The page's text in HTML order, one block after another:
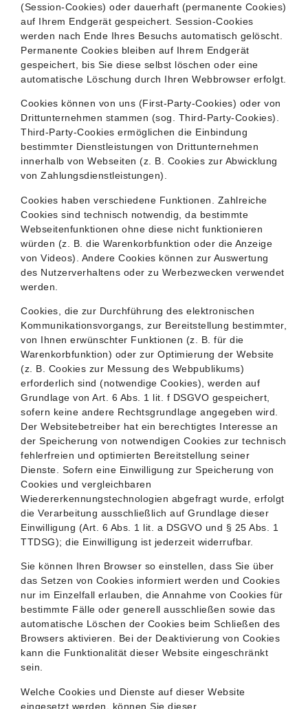
(Session-Cookies) oder dauerhaft (permanente Cookies)
auf Ihrem Endgerät gespeichert. Session-Cookies
werden nach Ende Ihres Besuchs automatisch gelöscht.
Permanente Cookies bleiben auf Ihrem Endgerät
gespeichert, bis Sie diese selbst löschen oder eine
automatische Löschung durch Ihren Webbrowser erfolgt.
Cookies können von uns (First-Party-Cookies) oder von
Drittunternehmen stammen (sog. Third-Party-Cookies).
Third-Party-Cookies ermöglichen die Einbindung
bestimmter Dienstleistungen von Drittunternehmen
innerhalb von Webseiten (z. B. Cookies zur Abwicklung
von Zahlungsdienstleistungen).
Cookies haben verschiedene Funktionen. Zahlreiche
Cookies sind technisch notwendig, da bestimmte
Webseitenfunktionen ohne diese nicht funktionieren
würden (z. B. die Warenkorbfunktion oder die Anzeige
von Videos). Andere Cookies können zur Auswertung
des Nutzerverhaltens oder zu Werbezwecken verwendet
werden.
Cookies, die zur Durchführung des elektronischen
Kommunikationsvorgangs, zur Bereitstellung bestimmter,
von Ihnen erwünschter Funktionen (z. B. für die
Warenkorbfunktion) oder zur Optimierung der Website
(z. B. Cookies zur Messung des Webpublikums)
erforderlich sind (notwendige Cookies), werden auf
Grundlage von Art. 6 Abs. 1 lit. f DSGVO gespeichert,
sofern keine andere Rechtsgrundlage angegeben wird.
Der Websitebetreiber hat ein berechtigtes Interesse an
der Speicherung von notwendigen Cookies zur technisch
fehlerfreien und optimierten Bereitstellung seiner
Dienste. Sofern eine Einwilligung zur Speicherung von
Cookies und vergleichbaren
Wiedererkennungstechnologien abgefragt wurde, erfolgt
die Verarbeitung ausschließlich auf Grundlage dieser
Einwilligung (Art. 6 Abs. 1 lit. a DSGVO und § 25 Abs. 1
TTDSG); die Einwilligung ist jederzeit widerrufbar.
Sie können Ihren Browser so einstellen, dass Sie über
das Setzen von Cookies informiert werden und Cookies
nur im Einzelfall erlauben, die Annahme von Cookies für
bestimmte Fälle oder generell ausschließen sowie das
automatische Löschen der Cookies beim Schließen des
Browsers aktivieren. Bei der Deaktivierung von Cookies
kann die Funktionalität dieser Website eingeschränkt
sein.
Welche Cookies und Dienste auf dieser Website
eingesetzt werden, können Sie dieser